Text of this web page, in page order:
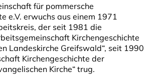
für pommersche
e.V. erwuchs aus einem 1971
der seit 1981 die
Kirchengeschichte
Landeskirche Greifswald“, seit 1990
Kirchengeschichte der
Kirche“ trug.